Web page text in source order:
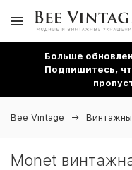
Больше
Подпишитесь,
Bee Vintage
Monet